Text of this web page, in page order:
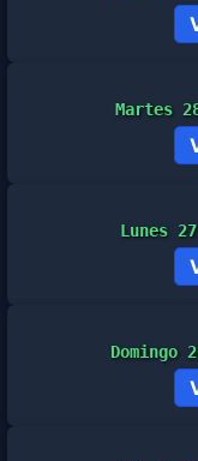
Martes
Lunes
Domingo